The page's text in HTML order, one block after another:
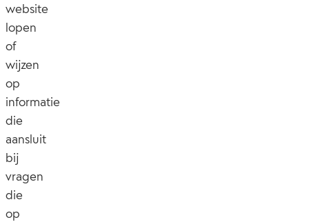
website
lopen
of
wijzen
op
informatie
die
aansluit
bij
vragen
die
op